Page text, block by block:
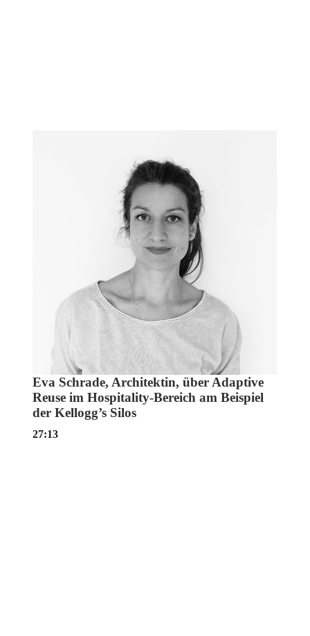
Eva Schrade, Architektin, über Adaptive
Reuse im Hospitality-Bereich am Beispiel
der Kellogg’s Silos
27:13